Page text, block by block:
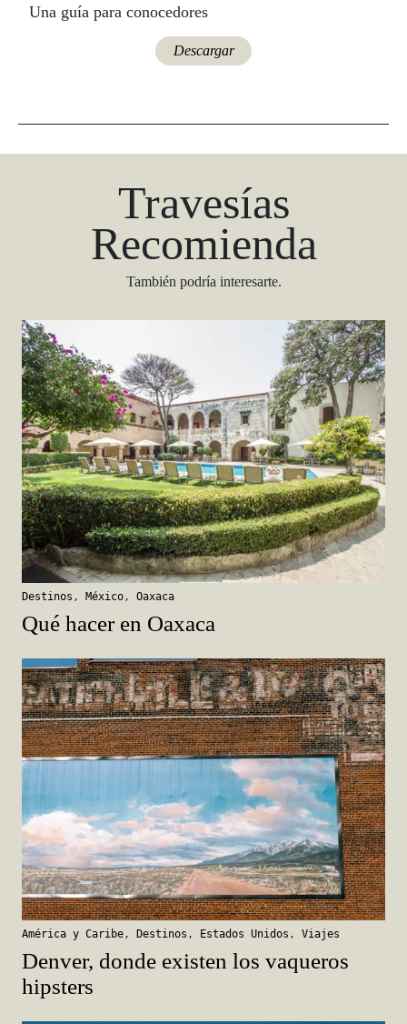
Una guía para conocedores
Descargar
Travesías
Recomienda
También podría interesarte.
Destinos , México , Oaxaca
Qué hacer en Oaxaca
América y Caribe, Destinos , Estados Unidos , Viajes
Denver, donde existen los vaqueros
hipsters